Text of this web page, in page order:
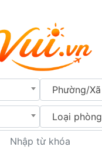
Phường/Xã
Loại phòng